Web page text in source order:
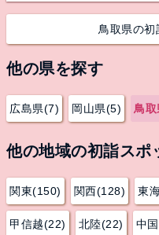
鳥取県の初
他の県を探す
広島県(7) 岡山県(5) 鳥
他の地域の初詣スポ
関東(150) 関西(128) 東
甲信越(22) 北陸(22) 中